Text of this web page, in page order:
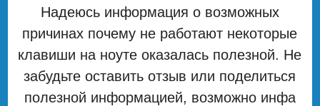
Надеюсь информация о возможных
причинах почему не работают некоторые
клавиши на ноуте оказалась полезной. Не
забудьте оставить отзыв или поделиться
полезной информацией, возможно инфа